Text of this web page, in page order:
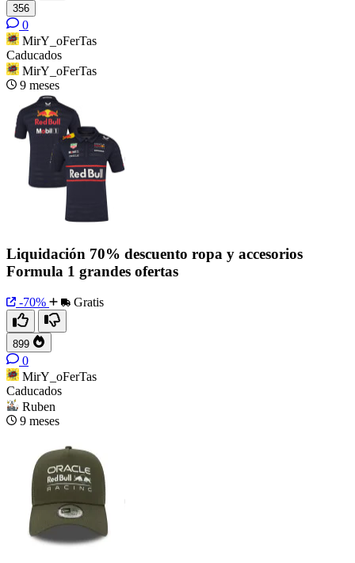
356
0
MirY_oFerTas
Caducados
MirY_oFerTas
9 meses
Liquidación 70% descuento ropa y accesorios
Formula 1 grandes ofertas
-70% Gratis
899
0
MirY_oFerTas
Caducados
Ruben
9 meses